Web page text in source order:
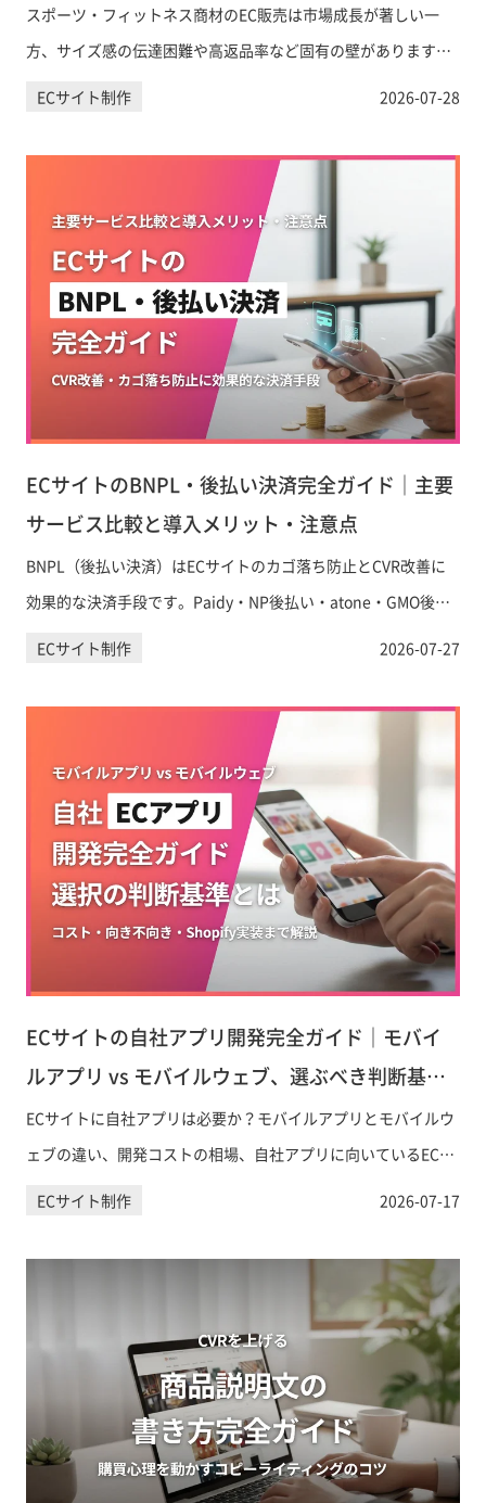
スポーツ・フィットネス商材のEC販売は市場成長が著しい一
方、サイズ感の伝達困難や高返品率など固有の壁があります。
本記事では市場規模のデータをもとに、業界特有の課題と解決
ECサイト制作 2026-07-28
ECサイトのBNPL・後払い決済完全ガイド｜主要
サービス比較と導入メリット・注意点
BNPL（後払い決済）はECサイトのカゴ落ち防止とCVR改善に
効果的な決済手段です。Paidy・NP後払い・atone・GMO後払
いの手数料・特徴を徹底比較し、Shopifyへの導入方法と運用上
ECサイト制作 2026-07-27
ECサイトの自社アプリ開発完全ガイド｜モバイ
ルアプリ vs モバイルウェブ、選ぶべき判断基準
とは
ECサイトに自社アプリは必要か？モバイルアプリとモバイルウ
ェブの違い、開発コストの相場、自社アプリに向いているEC事
業の特徴、Shopify対応の実装方法まで、意思決定に必要な情報
ECサイト制作 2026-07-17